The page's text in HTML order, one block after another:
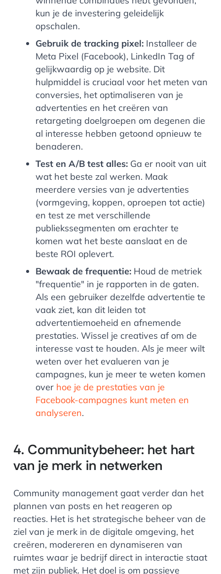
kun je de investering geleidelijk
opschalen.
Gebruik de tracking pixel: Installeer de
Meta Pixel (Facebook), LinkedIn Tag of
gelijkwaardig op je website. Dit
hulpmiddel is cruciaal voor het meten van
conversies, het optimaliseren van je
advertenties en het creëren van
retargeting doelgroepen om degenen die
al interesse hebben getoond opnieuw te
benaderen.
Test en A/B test alles: Ga er nooit van uit
wat het beste zal werken. Maak
meerdere versies van je advertenties
(vormgeving, koppen, oproepen tot actie)
en test ze met verschillende
publiekssegmenten om erachter te
komen wat het beste aanslaat en de
beste ROI oplevert.
Bewaak de frequentie: Houd de metriek
"frequentie" in je rapporten in de gaten.
Als een gebruiker dezelfde advertentie te
vaak ziet, kan dit leiden tot
advertentiemoeheid en afnemende
prestaties. Wissel je creatives af om de
interesse vast te houden. Als je meer wilt
weten over het evalueren van je
campagnes, kun je meer te weten komen
over hoe je de prestaties van je
Facebook-campagnes kunt meten en
analyseren.
4. Communitybeheer: het hart
van je merk in netwerken
Community management gaat verder dan het
plannen van posts en het reageren op
reacties. Het is het strategische beheer van de
ziel van je merk in de digitale omgeving, het
creëren, modereren en dynamiseren van
ruimtes waar je bedrijf direct in interactie staat
met zijn publiek. Het doel is om passieve